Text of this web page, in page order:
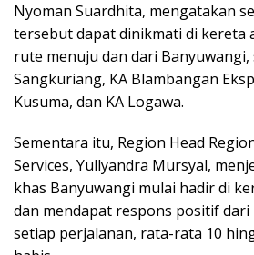
Nyoman Suardhita, mengatakan
tersebut dapat dinikmati di kereta
rute menuju dan dari Banyuwangi,
Sangkuriang, KA Blambangan
Kusuma, dan KA Logawa.
Sementara itu, Region Head
Services, Yullyandra Mursyal,
khas Banyuwangi mulai hadir di
dan mendapat respons positif dari
setiap perjalanan, rata-rata 10